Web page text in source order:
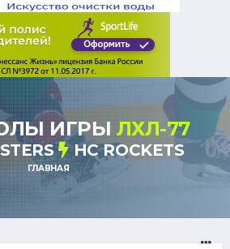
ИГРЫ ЛХЛ-77
HC ROCKETS
ГЛАВНАЯ